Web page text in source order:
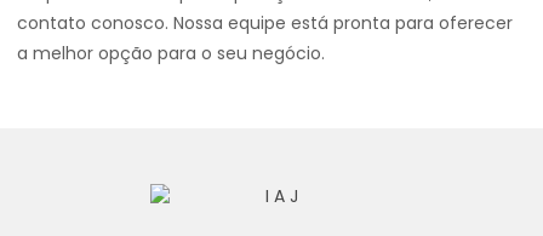
contato conosco. Nossa equipe está pronta para oferecer
a melhor opção para o seu negócio.